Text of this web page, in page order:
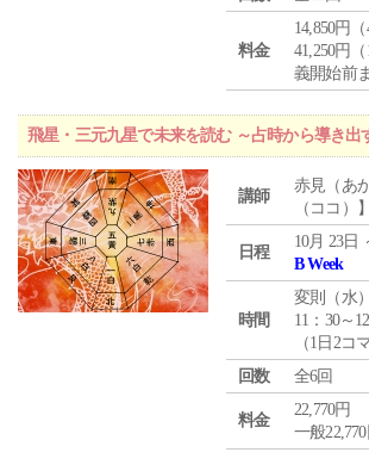
料金
14,850円
41,250円
義開始前
飛星・三元九星で未来を読む ～占時から導き出
講師
赤見（あ
（ココ）】
日程
10月 23日
B Week
時間
変則（水）
11：30～
（1日2コマ
回数
全6回
料金
22,770円
一般